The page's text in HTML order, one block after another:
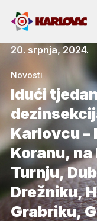
20. srpnja, 2024.
Novosti
Idući
Karlovcu –
Koranu,
Turnju,
Drežniku,
Grabriku,